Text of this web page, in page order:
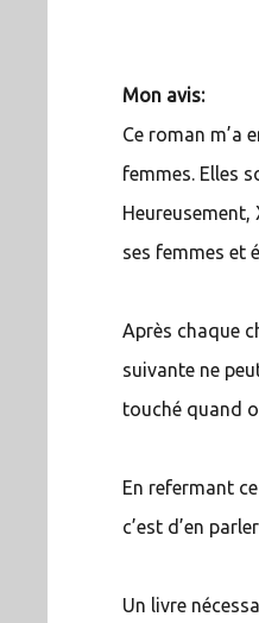
Mon avis:
Ce roman m’a
femmes. Elles
Heureusement,
ses femmes et
Après chaque
suivante ne
touché quand
En refermant
c’est d’en
Un livre